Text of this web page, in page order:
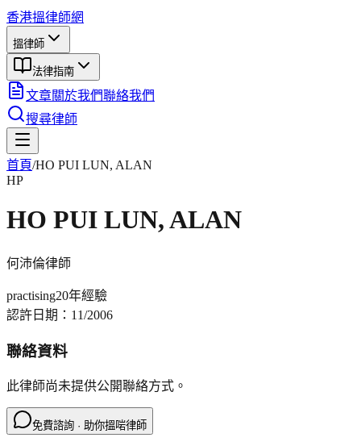
香港搵律師網
搵律師
法律指南
文章關於我們聯絡我們
搜尋律師
首頁/HO PUI LUN, ALAN
HP
HO PUI LUN, ALAN
何沛倫律師
practising20年經驗
認許日期： 11/2006
聯絡資料
此律師尚未提供公開聯絡方式。
免費諮詢 · 助你搵啱律師